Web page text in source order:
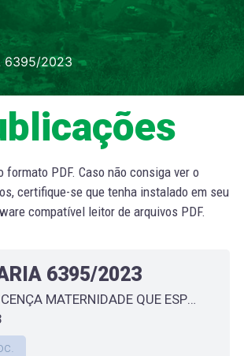
6395/2023
formato PDF. Caso não consiga ver o
certifique-se que tenha instalado em seu
compatível leitor de arquivos PDF.
6395/2023
CONCEDE LICENÇA MATERNIDADE QUE ESPECIFICA